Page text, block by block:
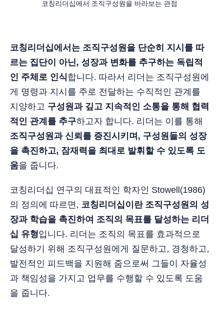
코칭리더십에서 조직구성원을 바라보는 관점
코칭리더십에서는 조직구성원을 단순히 지시를 따
르는 집단이 아닌, 성장과 변화를 추구하는 독립적
인 주체로 인식합니다. 따라서 리더는 조직구성원에
게 명령과 지시를 주로 전달하는 수직적인 관계를
지양하고 구성원과 깊고 지속적인 소통을 통해 협력
적인 관계를 추구하고자 합니다. 리더는 이를 통해
조직구성원과 신뢰를 증진시키며, 구성원들의 성장
을 촉진하고, 잠재력을 최대로 발휘할 수 있도록 도
움을 줍니다.
코칭리더십 연구의 대표적인 학자인 Stowell(1986)
의 정의에 따르면, 코칭리더십이란 조직구성원의 성
장과 학습을 촉진하여 조직의 목표를 달성하는 리더
십 유형입니다. 리더는 조직의 목표를 효과적으로
달성하기 위해 조직구성원에게 질문하고, 경청하고,
발전적인 피드백을 지원해 줌으로써 그들이 자율성
과 책임성을 가지고 업무를 수행할 수 있도록 도움
을 줍니다.